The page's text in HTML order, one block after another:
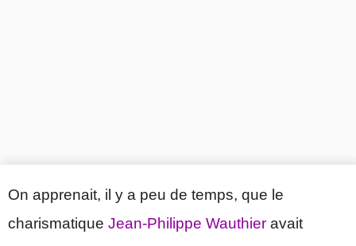
On apprenait, il y a peu de temps, que le
charismatique Jean-Philippe Wauthier avait